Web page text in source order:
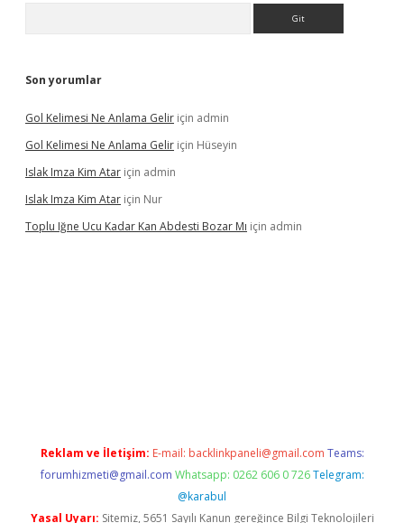
Son yorumlar
Gol Kelimesi Ne Anlama Gelir için admin
Gol Kelimesi Ne Anlama Gelir için Hüseyin
Islak Imza Kim Atar için admin
Islak Imza Kim Atar için Nur
Toplu Iğne Ucu Kadar Kan Abdesti Bozar Mı için admin
Reklam ve İletişim: E-mail: backlinkpaneli@gmail.com Teams:
forumhizmeti@gmail.com Whatsapp: 0262 606 0 726 Telegram:
@karabul
Yasal Uyarı: Sitemiz, 5651 Sayılı Kanun gereğince Bilgi Teknolojileri